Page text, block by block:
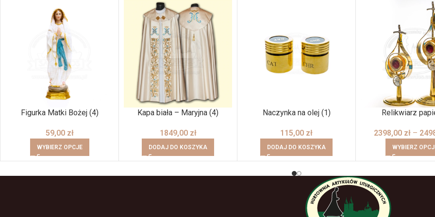
Figurka Matki Bożej (4)
59,00 zł
WYBIERZ OPCJE
Kapa biała – Maryjna (4)
1849,00 zł
DODAJ DO KOSZYKA
Naczynka na olej (1)
115,00 zł
DODAJ DO KOSZYKA
Relikwiarz
2398,00 zł –
WYBIERZ